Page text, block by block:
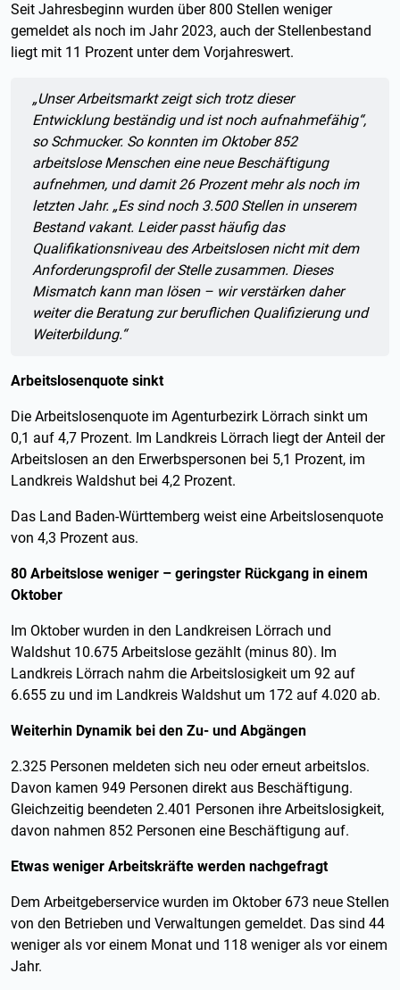
Seit Jahresbeginn wurden über 800 Stellen weniger
gemeldet als noch im Jahr 2023, auch der Stellenbestand
liegt mit 11 Prozent unter dem Vorjahreswert.
Zitat:
„Unser Arbeitsmarkt zeigt sich trotz dieser
Entwicklung beständig und ist noch aufnahmefähig“,
so Schmucker. So konnten im Oktober 852
arbeitslose Menschen eine neue Beschäftigung
aufnehmen, und damit 26 Prozent mehr als noch im
letzten Jahr. „Es sind noch 3.500 Stellen in unserem
Bestand vakant. Leider passt häufig das
Qualifikationsniveau des Arbeitslosen nicht mit dem
Anforderungsprofil der Stelle zusammen. Dieses
Mismatch kann man lösen – wir verstärken daher
weiter die Beratung zur beruflichen Qualifizierung und
Weiterbildung.“
Arbeitslosenquote sinkt
Die Arbeitslosenquote im Agenturbezirk Lörrach sinkt um
0,1 auf 4,7 Prozent. Im Landkreis Lörrach liegt der Anteil der
Arbeitslosen an den Erwerbspersonen bei 5,1 Prozent, im
Landkreis Waldshut bei 4,2 Prozent.
Das Land Baden-Württemberg weist eine Arbeitslosenquote
von 4,3 Prozent aus.
80 Arbeitslose weniger – geringster Rückgang in einem
Oktober
Im Oktober wurden in den Landkreisen Lörrach und
Waldshut 10.675 Arbeitslose gezählt (minus 80). Im
Landkreis Lörrach nahm die Arbeitslosigkeit um 92 auf
6.655 zu und im Landkreis Waldshut um 172 auf 4.020 ab.
Weiterhin Dynamik bei den Zu- und Abgängen
2.325 Personen meldeten sich neu oder erneut arbeitslos.
Davon kamen 949 Personen direkt aus Beschäftigung.
Gleichzeitig beendeten 2.401 Personen ihre Arbeitslosigkeit,
davon nahmen 852 Personen eine Beschäftigung auf.
Etwas weniger Arbeitskräfte werden nachgefragt
Dem Arbeitgeberservice wurden im Oktober 673 neue Stellen
von den Betrieben und Verwaltungen gemeldet. Das sind 44
weniger als vor einem Monat und 118 weniger als vor einem
Jahr.